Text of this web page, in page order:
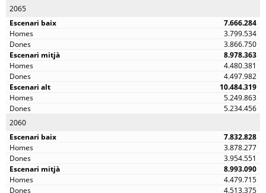
2065
7.666.284
3.799.534
3.866.750
8.978.363
4.480.381
4.497.982
10.484.319
5.249.863
5.234.456
2060
7.832.828
3.878.277
3.954.551
8.993.090
4.479.715
4.513.375